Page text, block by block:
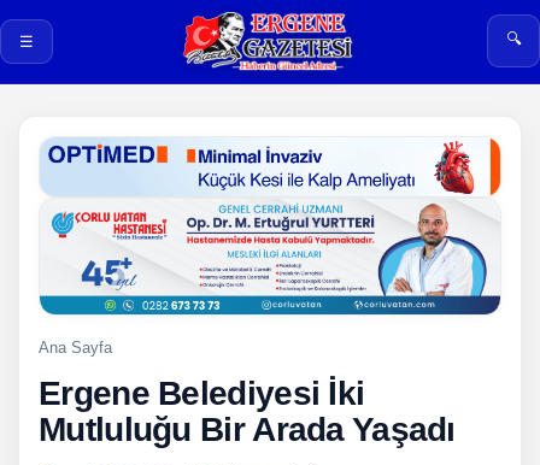
☰ 🔍
Ana Sayfa
Ergene Belediyesi İki
Mutluluğu Bir Arada Yaşadı